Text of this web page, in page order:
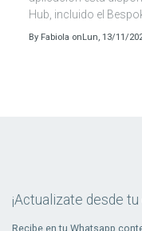
Hub, incluido el
By Fabiola onLun, 13/11/
¡Actualizate desde tu
Recibe en tu Whatsapp